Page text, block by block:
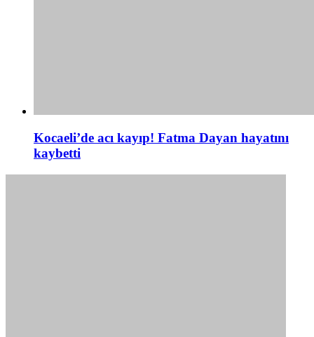
Kocaeli’de acı kayıp! Fatma Dayan hayatını
kaybetti